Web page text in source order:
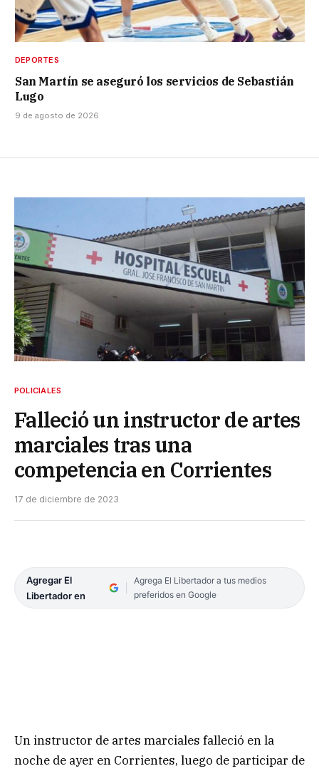
DEPORTES
San Martín se aseguró los servicios de Sebastián
Lugo
9 de agosto de 2026
POLICIALES
Falleció un instructor de artes
marciales tras una
competencia en Corrientes
17 de diciembre de 2023
Agregar El
Libertador en
Agrega El Libertador a tus medios
preferidos en Google
Un instructor de artes marciales falleció en la
noche de ayer en Corrientes, luego de participar de